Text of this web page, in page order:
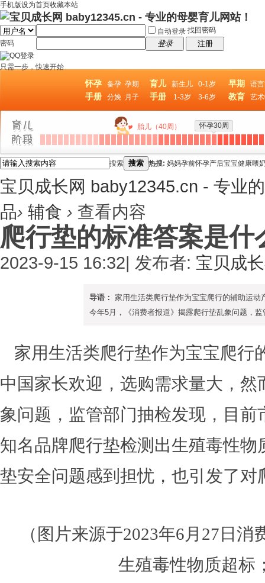
手机版设为首页收藏本站
自动登录 找回密码
密码
登录 注册
只需一步，快速开始
怀孕
手册
备孕 孕期
分娩 月子
育儿
手册
新生儿
0-1岁
1-3岁
3-6岁
早期
教育
语
艺
胎儿（40周） 怀孕30周
搜索 搜索 热搜: 妈妈孕前怀孕产后宝宝健康喂
宝贝成长网 baby12345.cn - 专业
品› 辅食 › 查看内容
爬行垫的标准答案是
2023-9-15 16:32| 发布者: 宝贝成
导语： 家用生活类爬行垫作为宝宝爬行的辅助运
今年5月，《消费者报道》揭露爬行垫乱象问题，
家用生活类爬行垫作为宝宝爬行
中国家长欢迎，选购需求量大，
象问题，监管部门抽检发现，目
知名品牌爬行垫检测出生殖毒性
垫安全问题感到担忧，也引发了
（图片来源于2023年6月27日
生殖毒性物质超标